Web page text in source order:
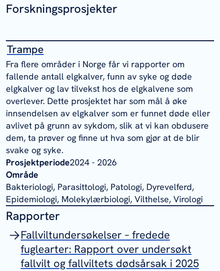
Forskningsprosjekter
Trampe
Fra flere områder i Norge får vi rapporter om
fallende antall elgkalver, funn av syke og døde
elgkalver og lav tilvekst hos de elgkalvene som
overlever. Dette prosjektet har som mål å øke
innsendelsen av elgkalver som er funnet døde eller
avlivet på grunn av sykdom, slik at vi kan obdusere
dem, ta prøver og finne ut hva som gjør at de blir
svake og syke.
Prosjektperiode2024 - 2026
Område
Bakteriologi, Parasittologi, Patologi, Dyrevelferd,
Epidemiologi, Molekylærbiologi, Vilthelse, Virologi
Rapporter
Fallviltundersøkelser – fredede
fuglearter: Rapport over undersøkt
fallvilt og fallviltets dødsårsak i 2025